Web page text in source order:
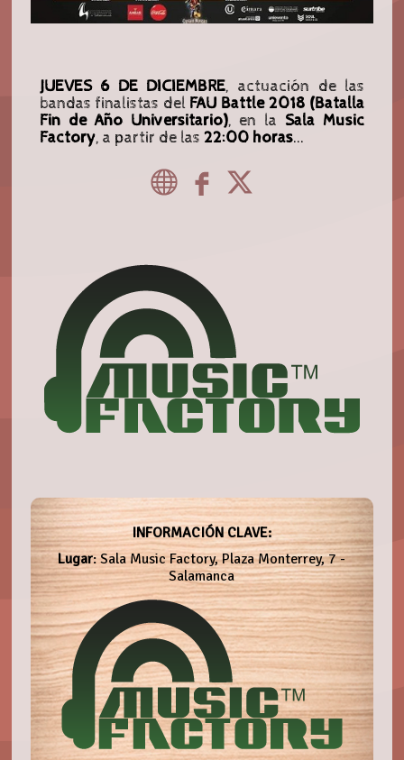
JUEVES 6 DE DICIEMBRE, actuación de las
bandas finalistas del FAU Battle 2018 (Batalla
Fin de Año Universitario), en la Sala Music
Factory, a partir de las 22:00 horas...
INFORMACIÓN CLAVE:
Lugar: Sala Music Factory, Plaza Monterrey, 7 -
Salamanca